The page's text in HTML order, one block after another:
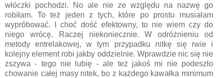
włóczki pochodzi. No ale nie ze względu na nazwę go
robiłam. To też jeden z tych, które po prostu musiałam
wypróbować. I choć dość efektowny, to nie wiem czy do
niego wrócę. Raczej niekoniecznie. W odróżnieniu od
metody entrelakowej, w tym przypadku nitkę się rwie i
kolejny element robi jakby oddzielnie. Wprawdzie nic się nie
zszywa - tego nie lubię - ale też jakoś mi nie podeszło
chowanie całej masy nitek, bo z każdego kawałka minimum